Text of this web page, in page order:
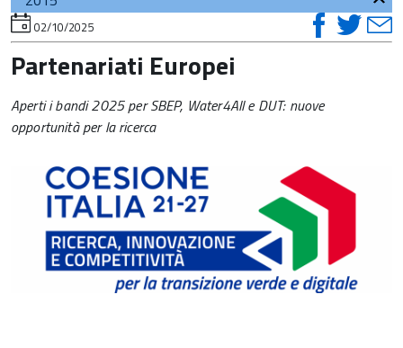
torna
all'inizio
del
contenuto
02/10/2025
susu
Partenariati Europei
Aperti i bandi 2025 per SBEP, Water4All e DUT: nuove
opportunità per la ricerca